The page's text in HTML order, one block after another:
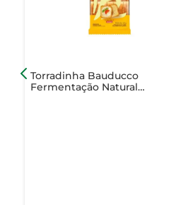
- Tipo: Torrada Integral
- Ideal para: Lanches, café
Torradinha Bauducco
Fermentação Natural